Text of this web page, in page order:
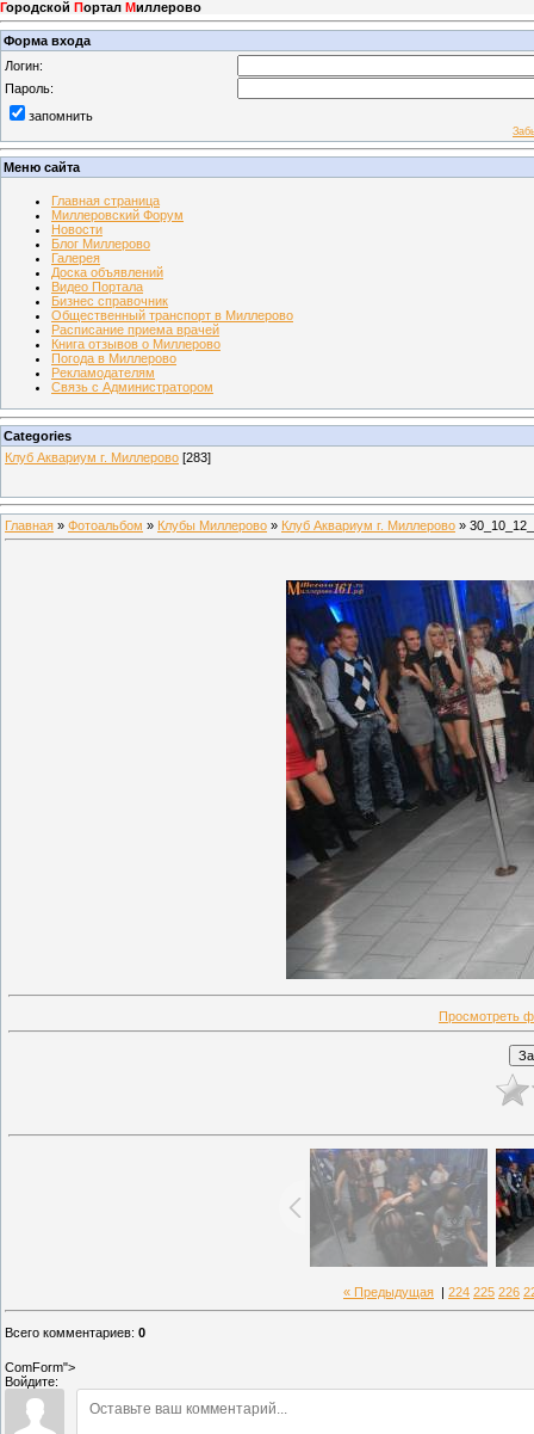
Городской Портал Миллерово
Форма входа
Логин:
Пароль:
запомнить
Меню сайта
Главная страница
Миллеровский Форум
Новости
Блог Миллерово
Галерея
Доска объявлений
Видео Портала
Бизнес справочник
Общественный транспорт в Миллерово
Расписание приема врачей
Книга отзывов о Миллерово
Погода в Миллерово
Рекламодателям
Связь с Администратором
Categories
Клуб Аквариум г. Миллерово [283]
Главная » Фотоальбом » Клубы Миллерово » Клуб Аквариум г. Миллерово »
Просмотреть
« Предыдущая 224 225 226
Всего комментариев: 0
ComForm">
Войдите: